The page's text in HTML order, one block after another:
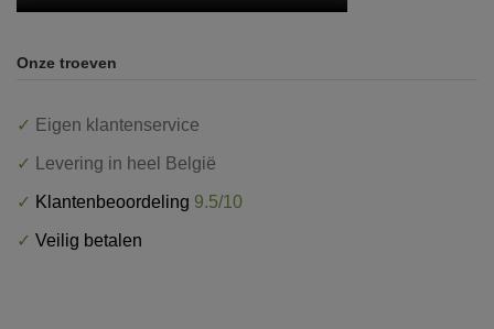
Onze troeven
✓ Eigen klantenservice
✓ Levering in heel België
✓ Klantenbeoordeling 9.5/10
✓ Veilig betalen